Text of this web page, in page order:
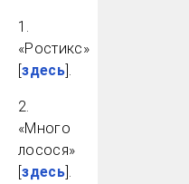
1.
«Ростикс»
[здесь].
2.
«Много
лосося»
[здесь].